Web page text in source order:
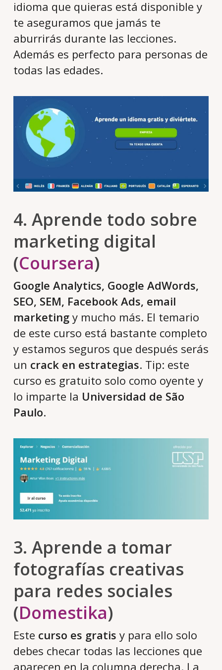
idioma que quieras está disponible y
te aseguramos que jamás te
aburrirás durante las lecciones.
Además es perfecto para personas de
todas las edades.
4. Aprende todo sobre
marketing digital
(Coursera)
Google Analytics, Google AdWords,
SEO, SEM, Facebook Ads, email
marketingy mucho más. El temario
de este curso está bastante completo
y estamos seguros que después serás
un crack en estrategias. Tip: este
curso es gratuito solo como oyente y
lo imparte la Universidad de São
Paulo.
3. Aprende a tomar
fotografías creativas
para redes sociales
(Domestika)
Este curso es gratis y para ello solo
debes checar todas las lecciones que
aparecen en la columna derecha. La